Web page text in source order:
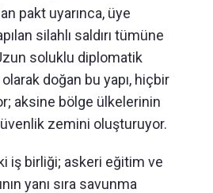
pakt uyarınca, üye
silahlı saldırı tümüne
soluklu diplomatik
doğan bu yapı, hiçbir
aksine bölge ülkelerinin
zemini oluşturuyor.
iş birliği; askeri eğitim ve
yanı sıra savunma